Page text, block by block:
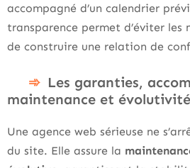
accompagné d’un calendrier
transparence permet d’éviter les
de construire une relation de
Les garanties,
maintenance et évolutivité
Une agence web sérieuse ne
du site. Elle assure la